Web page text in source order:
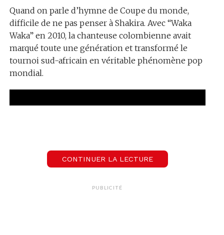
Quand on parle d’hymne de Coupe du monde,
difficile de ne pas penser à Shakira. Avec “Waka
Waka” en 2010, la chanteuse colombienne avait
marqué toute une génération et transformé le
tournoi sud-africain en véritable phénomène pop
mondial.
CONTINUER LA LECTURE
PUBLICITÉ